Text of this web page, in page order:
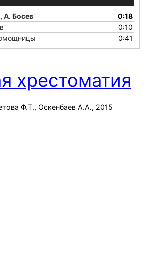
А. Босев
0:18
0:10
0:41
хрестоматия
Ф.Т., Оскенбаев А.А., 2015